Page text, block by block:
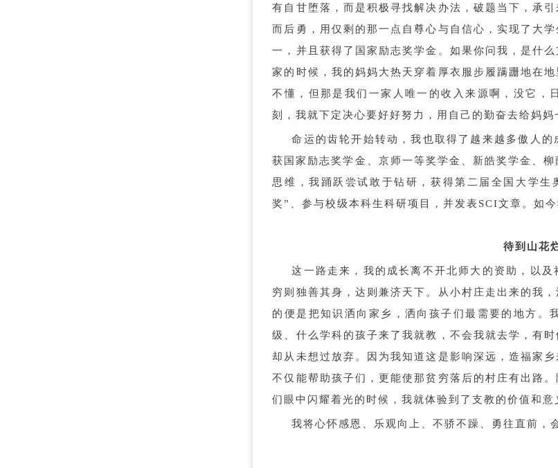
有自甘堕落，而是积极寻找解决办法，破题当下，承
而后勇，用仅剩的那一点自尊心与自信心，实现了大
一，并且获得了国家励志奖学金。如果你问我，是什
家的时候，我的妈妈大热天穿着厚衣服步履蹒跚地在
不懂，但那是我们一家人唯一的收入来源啊，没它，
刻，我就下定决心要好好努力，用自己的勤奋去给妈
命运的齿轮开始转动，我也取得了越来越多傲人
获国家励志奖学金、京师一等奖学金、新皓奖学金、
思维，我踊跃尝试敢于钻研，获得第二届全国大学
奖”、参与校级本科生科研项目，并发表SCI文章。如
待到山花
这一路走来，我的成长离不开北师大的资助，以
穷则独善其身，达则兼济天下。从小村庄走出来的我
的便是把知识洒向家乡，洒向孩子们最需要的地方。
级、什么学科的孩子来了我就教，不会我就去学，有
却从未想过放弃。因为我知道这是影响深远，造福家
不仅能帮助孩子们，更能使那贫穷落后的村庄有出路
们眼中闪耀着光的时候，我就体验到了支教的价值和
我将心怀感恩、乐观向上、不骄不躁、勇往直前，